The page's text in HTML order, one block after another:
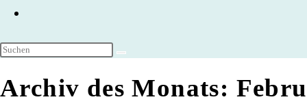
umschalten
Archiv des Monats: